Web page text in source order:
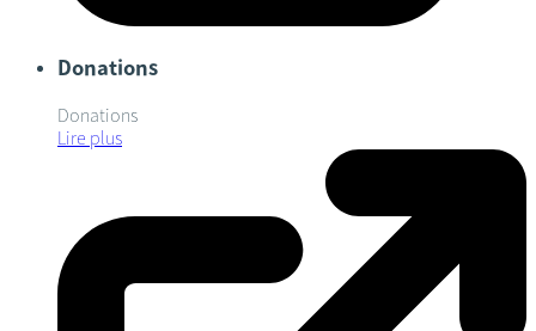
Donations
Donations
Lire plus